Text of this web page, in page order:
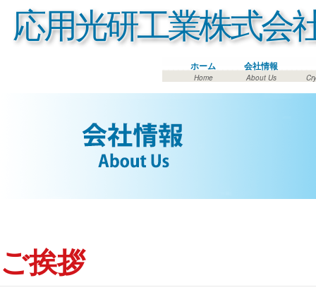
応用光研工業株式会
ホーム
Home
会社情報
About Us
ご挨拶